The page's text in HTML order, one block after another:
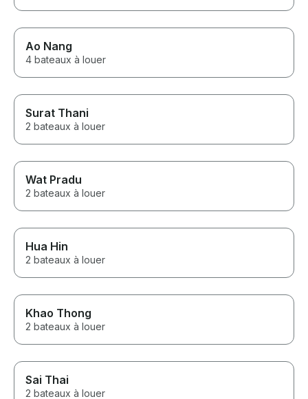
Ao Nang
4 bateaux à louer
Surat Thani
2 bateaux à louer
Wat Pradu
2 bateaux à louer
Hua Hin
2 bateaux à louer
Khao Thong
2 bateaux à louer
Sai Thai
2 bateaux à louer